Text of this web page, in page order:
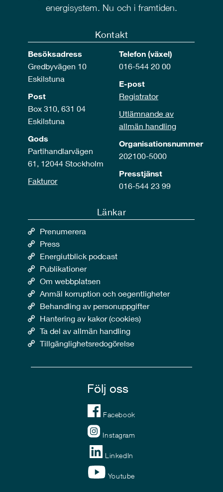
energisystem. Nu och i framtiden.
Kontakt
Besöksadress
Gredbyvägen 10
Eskilstuna
Post
Box 310, 631 04
Eskilstuna
Gods
Partihandlarvägen
61, 12044 Stockholm
Fakturor
Telefon (växel)
016-544 20 00
E-post
Registrator
Utlämnande av
allmän handling
Organisationsnummer
202100-5000
Presstjänst
016-544 23 99
Länkar
Prenumerera
Press
Energiutblick podcast
Publikationer
Om webbplatsen
Anmäl korruption och oegentligheter
Behandling av personuppgifter
Hantering av kakor (cookies)
Ta del av allmän handling
Tillgänglighetsredogörelse
Följ oss
Facebook
Instagram
LinkedIn
Youtube